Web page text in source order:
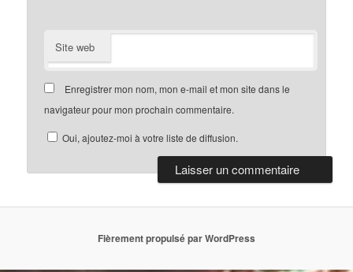
Site web
Enregistrer mon nom, mon e-mail et mon site dans le
navigateur pour mon prochain commentaire.
Oui, ajoutez-moi à votre liste de diffusion.
Fièrement propulsé par WordPress